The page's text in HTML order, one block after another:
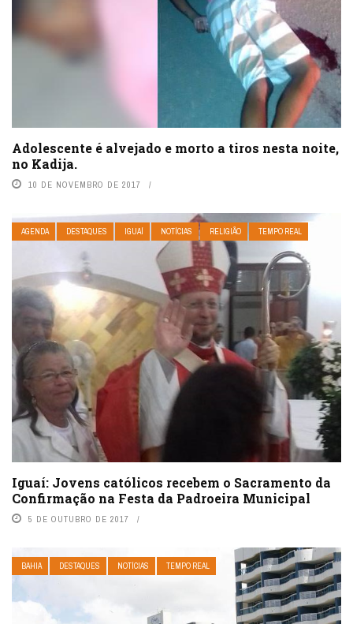
Adolescente é alvejado e morto a tiros nesta noite,
no Kadija.
10 DE NOVEMBRO DE 2017
AGENDA DESTAQUES IGUAÍ NOTÍCIAS RELIGIÃO TEMPO REAL
Iguaí: Jovens católicos recebem o Sacramento da
Confirmação na Festa da Padroeira Municipal
5 DE OUTUBRO DE 2017
BAHIA DESTAQUES NOTÍCIAS TEMPO REAL